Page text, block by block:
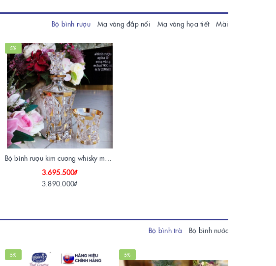
Bộ bình rượu Mạ vàng đắp nổi Mạ vàng họa tiết Mài
5%
3.695.500₫
3.890.000₫
Bộ bình trà Bộ bình nước
5% 5%